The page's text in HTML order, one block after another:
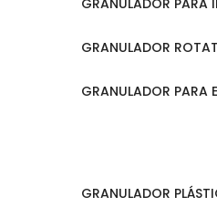
GRANULADOR PARA
GRANULADOR
GRANULADOR PARA
GRANULADOR